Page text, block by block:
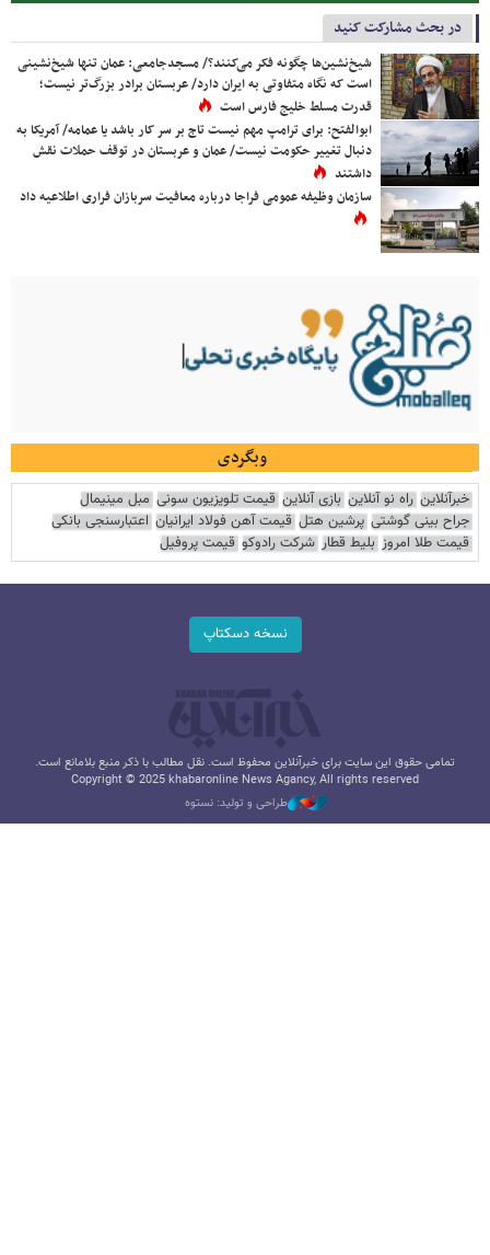
در بحث مشارکت کنید
شیخ‌نشین‌ها چگونه فکر می‌کنند؟/ مسجدجامعی: عمان تنها شیخ‌نشینی
است که نگاه متفاوتی به ایران دارد/ عربستان برادر بزرگ‌تر نیست؛
قدرت مسلط خلیج فارس است
ابوالفتح: برای ترامپ مهم نیست تاج بر سر کار باشد یا عمامه/ آمریکا به
دنبال تغییر حکومت نیست/ عمان و عربستان در توقف حملات نقش
داشتند
سازمان وظیفه عمومی فراجا درباره معافیت سربازان فراری اطلاعیه داد
وبگردی
خبرآنلاین راه نو آنلاین بازی آنلاین قیمت تلویزیون سونی مبل مینیمال
جراح بینی گوشتی پرشین هتل قیمت آهن فولاد ایرانیان اعتبارسنجی بانکی
قیمت طلا امروز بلیط قطار شرکت رادوکو قیمت پروفیل
نسخه دسکتاپ
تمامی حقوق این سایت برای خبرآنلاین محفوظ است. نقل مطالب با ذکر منبع بلامانع است.
Copyright © 2025 khabaronline News Agancy, All rights reserved
طراحی و تولید: نستوه